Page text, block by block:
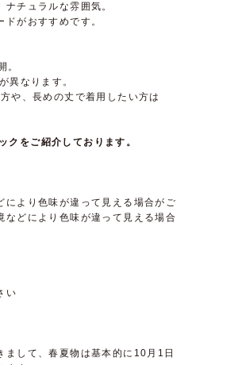
チュラルな雰囲気。
がおすすめです。
。
異なります。
や、長めの丈で着用したい方は
をご紹介しております。
より色味が違って見える場合がご
などにより色味が違って見える場合
い
まして、春夏物は基本的に10月1日